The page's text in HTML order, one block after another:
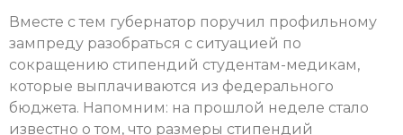
Вместе с тем губернатор поручил профильному
зампреду разобраться с ситуацией по
сокращению стипендий студентам-медикам,
которые выплачиваются из федерального
бюджета. Напомним: на прошлой неделе стало
известно о том, что размеры стипендий